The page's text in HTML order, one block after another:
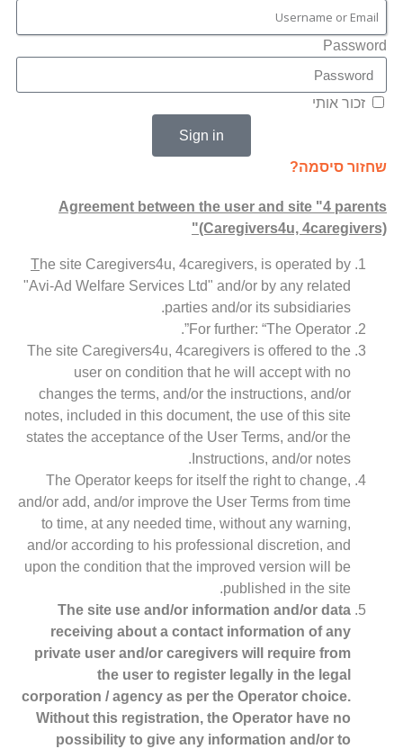
Password
זכור אותי
Sign in
שחזור סיסמה?
Agreement between the user and site "4 parents
(Caregivers4u, 4caregivers)"
The site Caregivers4u, 4caregivers, is operated by
"Avi-Ad Welfare Services Ltd" and/or by any related
parties and/or its subsidiaries.
For further: “The Operator”.
The site Caregivers4u, 4caregivers is offered to the
user on condition that he will accept with no
changes the terms, and/or the instructions, and/or
notes, included in this document, the use of this site
states the acceptance of the User Terms, and/or the
Instructions, and/or notes.
The Operator keeps for itself the right to change,
and/or add, and/or improve the User Terms from time
to time, at any needed time, without any warning,
and/or according to his professional discretion, and
upon the condition that the improved version will be
published in the site.
The site use and/or information and/or data
receiving about a contact information of any
private user and/or caregivers will require from
the user to register legally in the legal
corporation / agency as per the Operator choice.
Without this registration, the Operator have no
possibility to give any information and/or to